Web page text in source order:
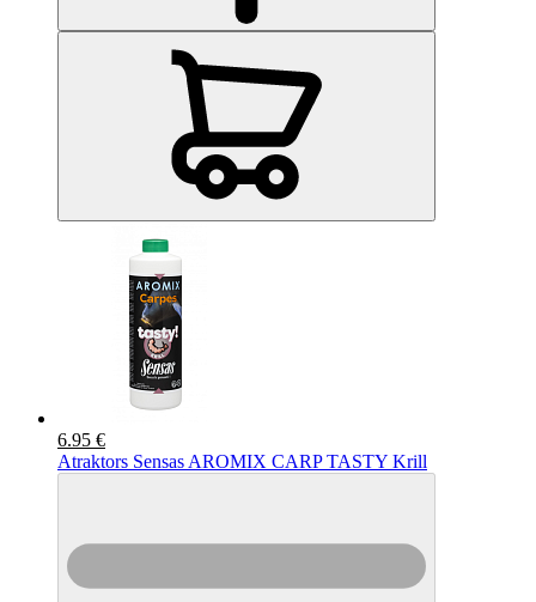
6.95 €
Atraktors Sensas AROMIX CARP TASTY Krill